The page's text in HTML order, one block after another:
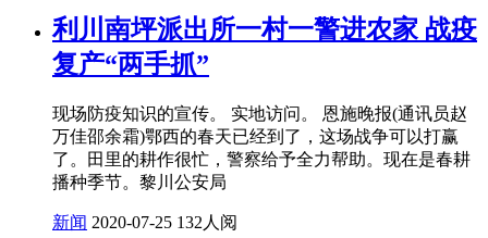
利川南坪派出所一村一警进农家 战疫
复产“两手抓”
现场防疫知识的宣传。 实地访问。 恩施晚报(通讯员赵
万佳邵余霜)鄂西的春天已经到了，这场战争可以打赢
了。田里的耕作很忙，警察给予全力帮助。现在是春耕
播种季节。黎川公安局
新闻 2020-07-25 132人阅